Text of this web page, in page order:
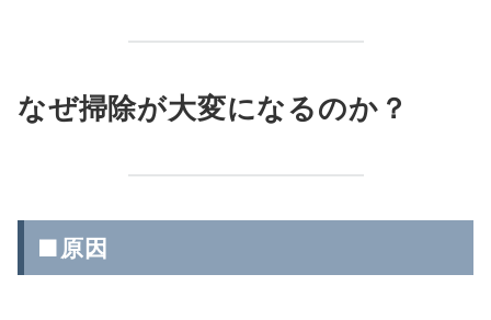
なぜ掃除が大変になるのか？
■原因